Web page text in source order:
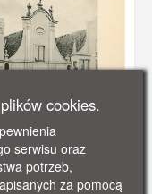
cookies.
serwisu oraz
potrzeb,
za pomocą